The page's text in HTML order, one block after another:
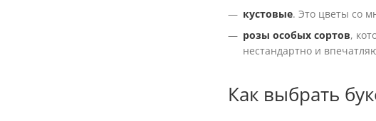
кустовые. Это цветы со
розы особых сортов,
нестандартно и
Как выбрать